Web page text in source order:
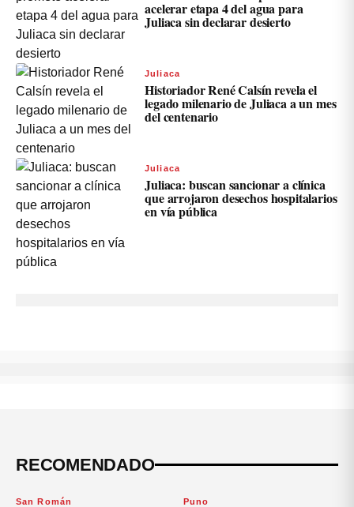
acelerar etapa 4 del agua para
Juliaca sin declarar desierto
Juliaca
Historiador René Calsín revela el
legado milenario de Juliaca a un mes
del centenario
Juliaca
Juliaca: buscan sancionar a clínica
que arrojaron desechos hospitalarios
en vía pública
RECOMENDADO
San Román Puno